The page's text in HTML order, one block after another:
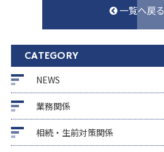
一覧へ戻る
CATEGORY
NEWS
業務関係
相続・生前対策関係